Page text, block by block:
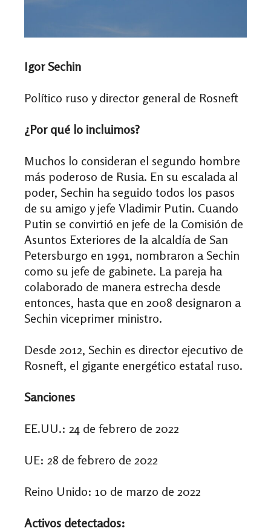
Igor Sechin
Político ruso y director general de Rosneft
¿Por qué lo incluimos?
Muchos lo consideran el segundo hombre
más poderoso de Rusia. En su escalada al
poder, Sechin ha seguido todos los pasos
de su amigo y jefe Vladimir Putin. Cuando
Putin se convirtió en jefe de la Comisión de
Asuntos Exteriores de la alcaldía de San
Petersburgo en 1991, nombraron a Sechin
como su jefe de gabinete. La pareja ha
colaborado de manera estrecha desde
entonces, hasta que en 2008 designaron a
Sechin viceprimer ministro.
Desde 2012, Sechin es director ejecutivo de
Rosneft, el gigante energético estatal ruso.
Sanciones
EE.UU.: 24 de febrero de 2022
UE: 28 de febrero de 2022
Reino Unido: 10 de marzo de 2022
Activos detectados: